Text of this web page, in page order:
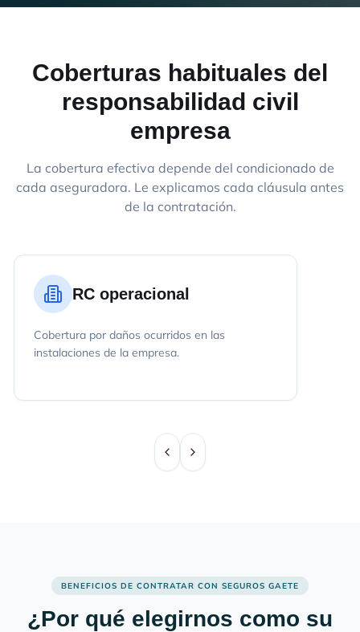
Coberturas habituales del
responsabilidad civil
empresa
La cobertura efectiva depende del condicionado de
cada aseguradora. Le explicamos cada cláusula antes
de la contratación.
RC operacional
Cobertura por daños ocurridos en las
instalaciones de la empresa.
BENEFICIOS DE CONTRATAR CON SEGUROS GAETE
¿Por qué elegirnos como su